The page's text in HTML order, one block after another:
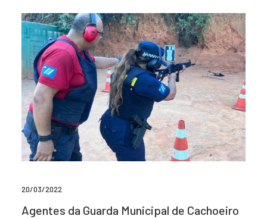
20/03/2022
Agentes da Guarda Municipal de Cachoeiro